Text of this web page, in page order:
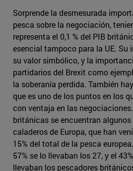
Sorprende la desmesurada
pesca sobre la negociación,
representa el 0,1 % del PIB
esencial tampoco para la UE. Su
su valor simbólico, y la
partidarios del Brexit como
la soberanía perdida. También
que es uno de los puntos en los
con ventaja en las
británicas se encuentran
caladeros de Europa, que han
15% del total de la pesca
57% se lo llevaban los 27, y el
llevaban los pescadores